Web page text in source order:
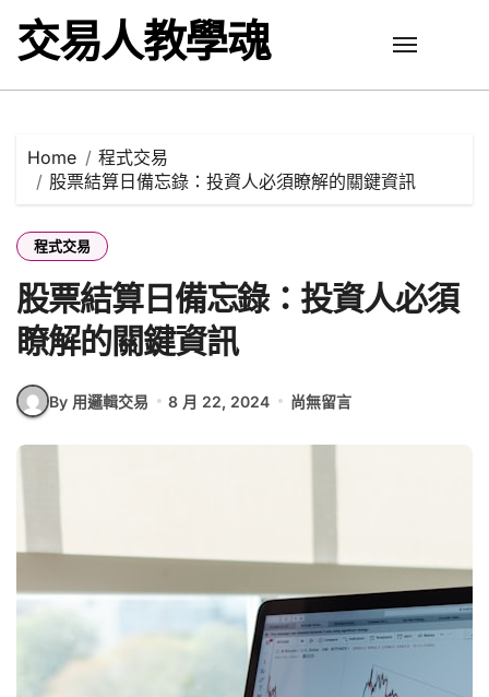
content
交易人教學魂
Home
程式交易
股票結算日備忘錄：投資人必須瞭解的關鍵資訊
程式交易
股票結算日備忘錄：投資人必須
瞭解的關鍵資訊
By 用邏輯交易 8 月 22, 2024 尚無留言